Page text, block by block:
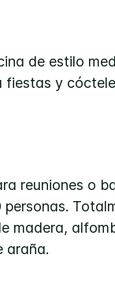
de estilo
fiestas y
reuniones o
madera,
araña.